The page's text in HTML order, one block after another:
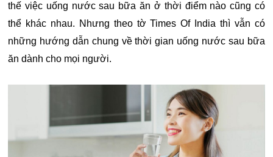
thế việc uống nước sau bữa ăn ở thời điểm nào cũng có
thể khác nhau. Nhưng theo tờ Times Of India thì vẫn có
những hướng dẫn chung về thời gian uống nước sau bữa
ăn dành cho mọi người.